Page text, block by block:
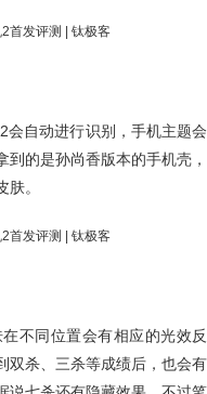
会自动进行识别，手机主题会
的是孙尚香版本的手机壳，
。
不同位置会有相应的光效反
双杀、三杀等成绩后，也会有